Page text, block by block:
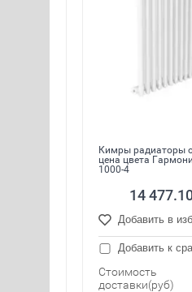
Кимры радиаторы
цена цвета
1000-4
14
Добавить в
Добавить к
Стоимость
доставки(руб)